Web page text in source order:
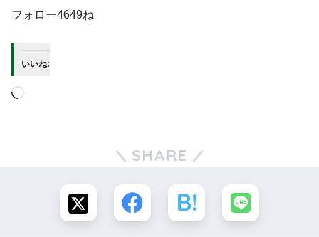
フォロー4649ね
いいね:
SHARE